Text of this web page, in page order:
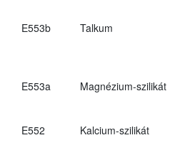
E553b Talkum
E553a Magnézium-szilikát
E552
Kalcium-szilikát